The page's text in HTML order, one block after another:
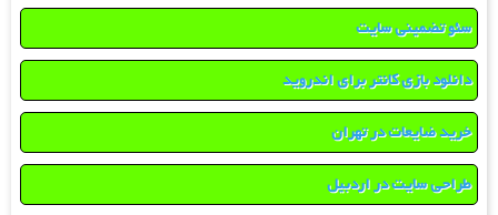
سئو تضمینی سایت
دانلود بازی کانتر برای اندروید
خرید ضایعات در تهران
طراحی سایت در اردبیل